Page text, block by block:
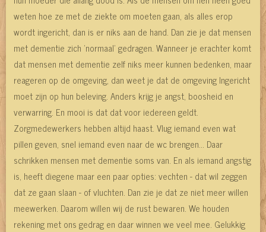
weten hoe ze met de ziekte om moeten gaan, als alles erop
wordt ingericht, dan is er niks aan de hand. Dan zie je dat mensen
met dementie zich ’normaal’ gedragen. Wanneer je erachter komt
dat mensen met dementie zelf niks meer kunnen bedenken, maar
reageren op de omgeving, dan weet je dat de omgeving Ingericht
moet zijn op hun beleving. Anders krijg je angst, boosheid en
verwarring. En mooi is dat dat voor iedereen geldt.
Zorgmedewerkers hebben altijd haast. Vlug iemand even wat
pillen geven, snel iemand even naar de wc brengen... Daar
schrikken mensen met dementie soms van. En als iemand angstig
is, heeft diegene maar een paar opties: vechten - dat wil zeggen
dat ze gaan slaan - of vluchten. Dan zie je dat ze niet meer willen
meewerken. Daarom willen wij de rust bewaren. We houden
rekening met ons gedrag en daar winnen we veel mee. Gelukkig